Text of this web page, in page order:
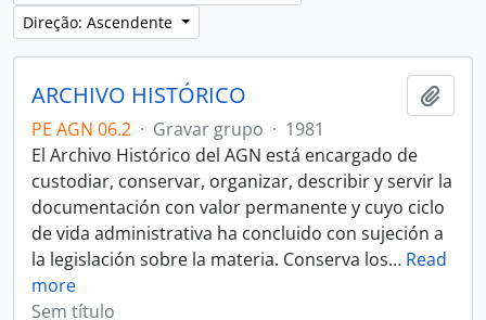
Direção: Ascendente
ARCHIVO HISTÓRICO
PE AGN 06.2 · Gravar grupo · 1981
El Archivo Histórico del AGN está encargado de
custodiar, conservar, organizar, describir y servir la
documentación con valor permanente y cuyo ciclo
de vida administrativa ha concluido con sujeción a
la legislación sobre la materia. Conserva los… Read
more
Sem título